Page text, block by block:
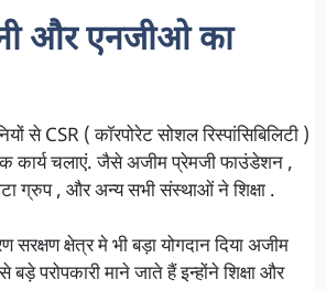
और एनजीओ का
से CSR ( कॉरपोरेट सोशल रिस्पांसिबिलिटी )
कार्य चलाएं. जैसे अजीम प्रेमजी फाउंडेशन ,
ग्रुप , और अन्य सभी संस्थाओं ने शिक्षा .
सरक्षण क्षेत्र मे भी बड़ा योगदान दिया अजीम
परोपकारी माने जाते हैं इन्होंने शिक्षा और